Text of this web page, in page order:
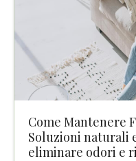
Come Mantenere
Soluzioni naturali
eliminare odori e